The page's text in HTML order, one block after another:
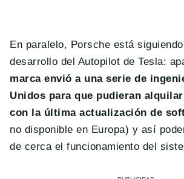
En paralelo, Porsche está
desarrollo del Autopilot de Tesla:
marca envió a una serie de
Unidos para que pudieran
con la última actualización de
no disponible en Europa) y así
de cerca el funcionamiento del